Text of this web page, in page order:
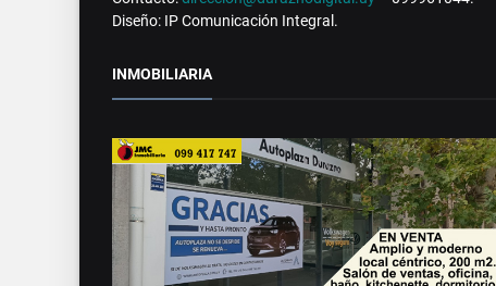
Diseño: IP Comunicación Integral.
INMOBILIARIA